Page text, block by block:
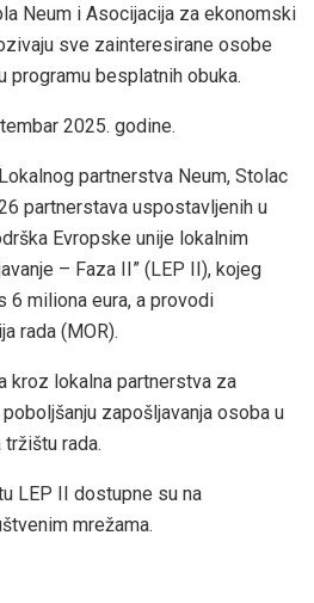
Neum i Asocijacija za ekonomski
sve zainteresirane osobe
programu besplatnih obuka.
2025. godine.
partnerstva Neum, Stolac
partnerstava uspostavljenih u
Evropske unije lokalnim
– Faza II” (LEP II), kojeg
6 miliona eura, a provodi
rada (MOR).
kroz lokalna partnerstva za
zapošljavanja osoba u
rada.
LEP II dostupne su na
mrežama.